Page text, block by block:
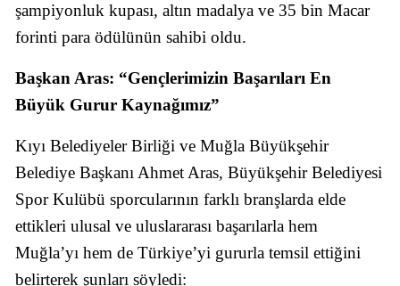
şampiyonluk kupası, altın madalya ve 35 bin Macar
forinti para ödülünün sahibi oldu.
Başkan Aras: “Gençlerimizin Başarıları En
Büyük Gurur Kaynağımız”
Kıyı Belediyeler Birliği ve Muğla Büyükşehir
Belediye Başkanı Ahmet Aras, Büyükşehir Belediyesi
Spor Kulübü sporcularının farklı branşlarda elde
ettikleri ulusal ve uluslararası başarılarla hem
Muğla’yı hem de Türkiye’yi gururla temsil ettiğini
belirterek şunları söyledi: